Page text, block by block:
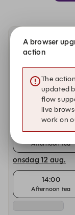
Andra datum
måndag 10 aug.
14:00
Afternoon tea
tisdag 11 aug.
14:00
Afternoon tea
onsdag 12 aug.
14:00
Afternoon tea
A browser
action
The
updated
flow
live
work on